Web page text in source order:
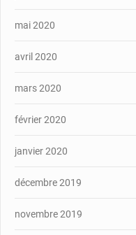
mai 2020
avril 2020
mars 2020
février 2020
janvier 2020
décembre 2019
novembre 2019